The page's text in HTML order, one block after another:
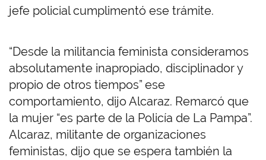
jefe policial cumplimentó ese trámite.
“Desde la militancia feminista consideramos
absolutamente inapropiado, disciplinador y
propio de otros tiempos” ese
comportamiento, dijo Alcaraz. Remarcó que
la mujer “es parte de la Policía de La Pampa”.
Alcaraz, militante de organizaciones
feministas, dijo que se espera también la